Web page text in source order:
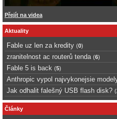
Přejít na videa
Aktuality
Fable uz len za kredity (0)
zranitelnost ac routerů tenda (6)
Fable 5 is back (5)
Anthropic vypol najvykonejsie
Jak odhalit falešný USB flash disk? (
Články